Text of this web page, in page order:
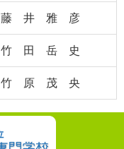
藤 井 雅 彦
竹 田 岳 史
竹 原 茂 央